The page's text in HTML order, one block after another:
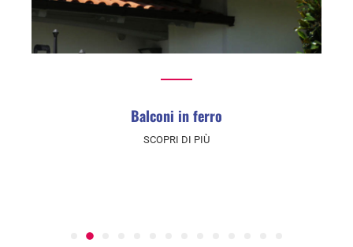
Balconi in ferro
SCOPRI DI PIÙ